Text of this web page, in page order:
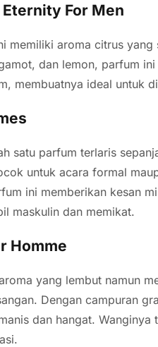
For Men
memiliki aroma citrus
dan lemon, parfum
membuatnya ideal untuk
satu parfum terlaris
untuk acara formal
ini memberikan kesan
maskulin dan memikat.
Homme
yang lembut namun
Dengan campuran
dan hangat.